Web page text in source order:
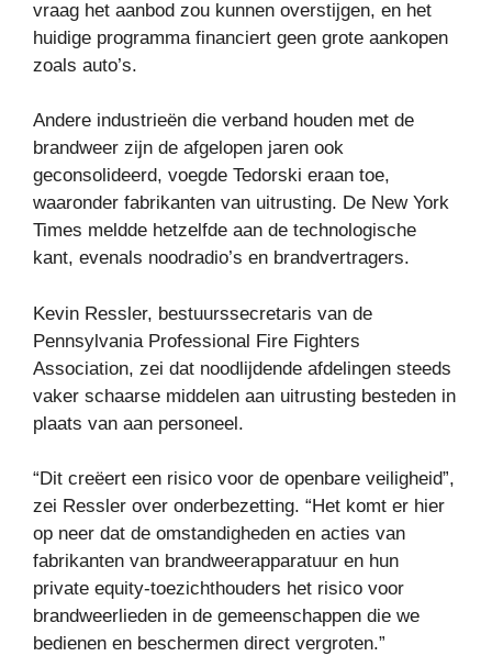
vraag het aanbod zou kunnen overstijgen, en het
huidige programma financiert geen grote aankopen
zoals auto’s.
Andere industrieën die verband houden met de
brandweer zijn de afgelopen jaren ook
geconsolideerd, voegde Tedorski eraan toe,
waaronder fabrikanten van uitrusting. De New York
Times meldde hetzelfde aan de technologische
kant, evenals noodradio’s en brandvertragers.
Kevin Ressler, bestuurssecretaris van de
Pennsylvania Professional Fire Fighters
Association, zei dat noodlijdende afdelingen steeds
vaker schaarse middelen aan uitrusting besteden in
plaats van aan personeel.
“Dit creëert een risico voor de openbare veiligheid”,
zei Ressler over onderbezetting. “Het komt er hier
op neer dat de omstandigheden en acties van
fabrikanten van brandweerapparatuur en hun
private equity-toezichthouders het risico voor
brandweerlieden in de gemeenschappen die we
bedienen en beschermen direct vergroten.”